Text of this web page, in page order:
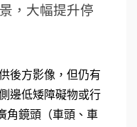
，大幅提升停
後方影像，但仍有
邊低矮障礙物或行
角鏡頭（車頭、車